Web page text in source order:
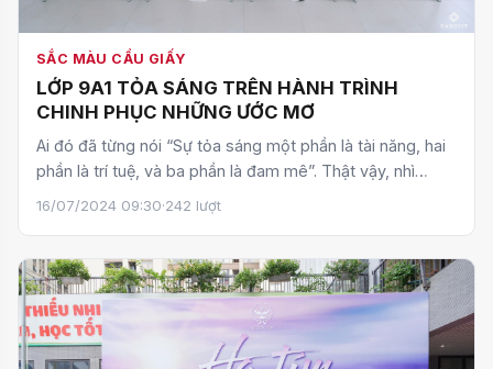
SẮC MÀU CẦU GIẤY
LỚP 9A1 TỎA SÁNG TRÊN HÀNH TRÌNH
CHINH PHỤC NHỮNG ƯỚC MƠ
Ai đó đã từng nói “Sự tỏa sáng một phần là tài năng, hai
phần là trí tuệ, và ba phần là đam mê”. Thật vậy, nhì…
16/07/2024 09:30·242 lượt